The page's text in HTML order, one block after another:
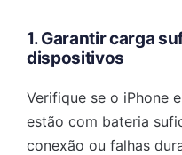
1. Garantir carga
dispositivos
Verifique se o iPhone
estão com bateria
conexão ou falhas